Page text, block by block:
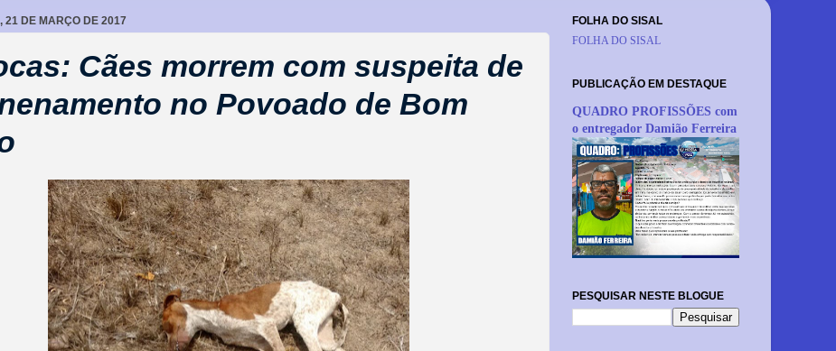
21 DE MARÇO DE 2017
Cães morrem com suspeita de
no Povoado de Bom
FOLHA DO SISAL
FOLHA DO SISAL
PUBLICAÇÃO EM DESTAQUE
QUADRO PROFISSÕES com
o entregador Damião Ferreira
PESQUISAR NESTE BLOGUE